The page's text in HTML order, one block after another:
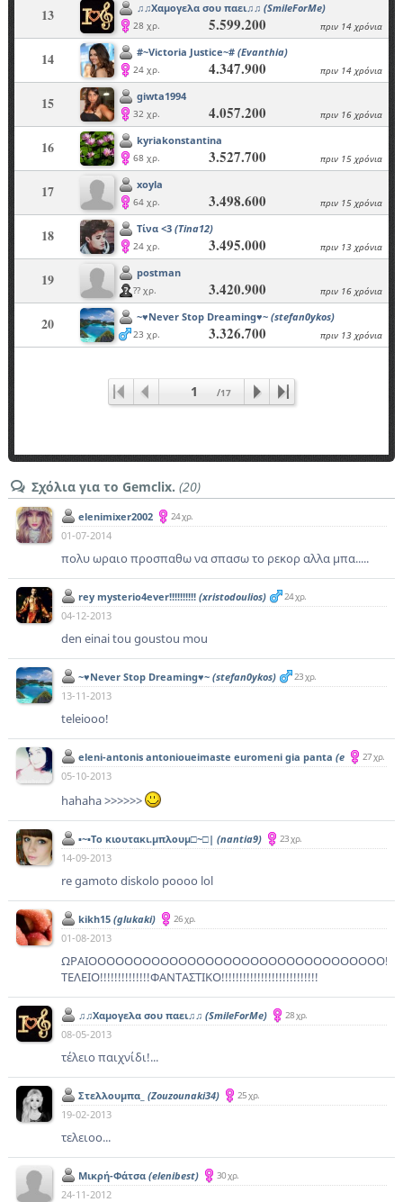
13 ♫♫Χαμογελα σου παει♫♫ (SmileForMe)
28 χρ. πριν 14 χρόνια
5.599.200
14 #~Victoria Justice~# (Evanthia)
24 χρ. πριν 14 χρόνια
4.347.900
15 giwta1994
32 χρ. πριν 16 χρόνια
4.057.200
16 kyriakonstantina
68 χρ. πριν 15 χρόνια
3.527.700
17 xoyla
64 χρ. πριν 15 χρόνια
3.498.600
18 Τίνα <3 (Tina12)
24 χρ. πριν 13 χρόνια
3.495.000
19 postman
?? χρ. πριν 16 χρόνια
3.420.900
20 ~♥Never Stop Dreaming♥~ (stefan0ykos)
23 χρ. πριν 13 χρόνια
3.326.700
1 /17
Σχόλια για το Gemclix. (20)
elenimixer2002 24 χρ.
01-07-2014
πολυ ωραιο προσπαθω να σπασω το ρεκορ αλλα μπα.....
rey mysterio4ever!!!!!!!!!! (xristodoulios) 24 χρ.
04-12-2013
den einai tou goustou mou
~♥Never Stop Dreaming♥~ (stefan0ykos) 23 χρ.
13-11-2013
teleiooo!
eleni-antonis antonioueimaste euromeni gia panta (e
leniael)
27 χρ.
05-10-2013
hahaha >>>>>>
▪~▪Το κιουτακι.μπλουμ□~□| (nantia9) 23 χρ.
14-09-2013
re gamoto diskolo poooo lol
kikh15 (glukaki) 26 χρ.
01-08-2013
ΤΕΛΕΙΟ!!!!!!!!!!!!!!ΦΑΝΤΑΣΤΙΚΟ!!!!!!!!!!!!!!!!!!!!!!!!!!!
♫♫Χαμογελα σου παει♫♫ (SmileForMe) 28 χρ.
08-05-2013
τέλειο παιχνίδι!...
Στελλουμπα_ (Zouzounaki34) 25 χρ.
19-02-2013
τελειοο...
Μικρή-Φάτσα (elenibest) 30 χρ.
24-11-2012